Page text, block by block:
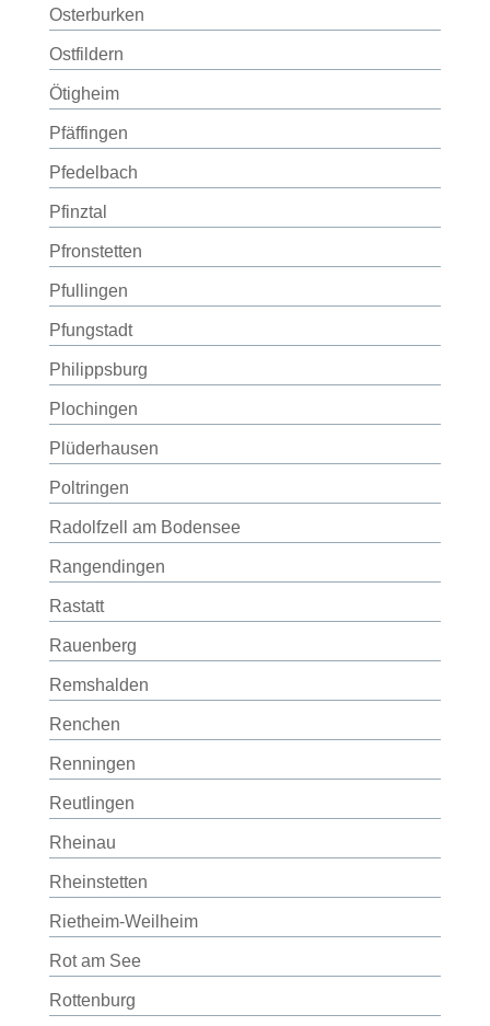
Osterburken
Ostfildern
Ötigheim
Pfäffingen
Pfedelbach
Pfinztal
Pfronstetten
Pfullingen
Pfungstadt
Philippsburg
Plochingen
Plüderhausen
Poltringen
Radolfzell am Bodensee
Rangendingen
Rastatt
Rauenberg
Remshalden
Renchen
Renningen
Reutlingen
Rheinau
Rheinstetten
Rietheim-Weilheim
Rot am See
Rottenburg